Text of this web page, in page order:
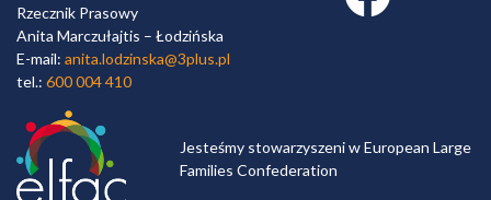
Rzecznik Prasowy
Anita Marczułajtis – Łodzińska
E-mail: anita.lodzinska@3plus.pl
tel.: 600 004 410
Jesteśmy stowarzyszeni w European Large
Families Confederation